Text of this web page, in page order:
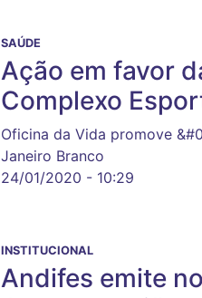
SAÚDE
Ação em favor
Complexo
Oficina da Vida promove
Janeiro Branco
24/01/2020 - 10:29
INSTITUCIONAL
Andifes emite